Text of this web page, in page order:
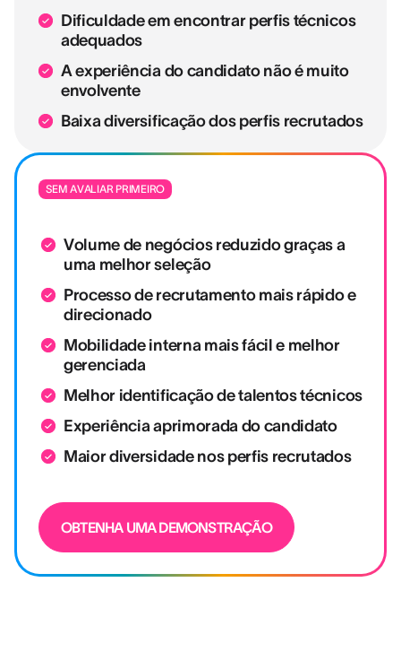
Dificuldade em encontrar perfis técnicos
adequados
A experiência do candidato não é muito
envolvente
Baixa diversificação dos perfis recrutados
SEM AVALIAR PRIMEIRO
Volume de negócios reduzido graças a
uma melhor seleção
Processo de recrutamento mais rápido e
direcionado
Mobilidade interna mais fácil e melhor
gerenciada
Melhor identificação de talentos técnicos
Experiência aprimorada do candidato
Maior diversidade nos perfis recrutados
OBTENHA UMA DEMONSTRAÇÃO